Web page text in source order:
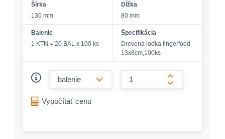
Šírka
130 mm
Dĺžka
80 mm
Balenie
1 KTN = 20 BAL x 100 ks
Špecifikácia
Drevená loďka fingerfood
13x8cm,100ks
form.increase-
Vypočítať cenu